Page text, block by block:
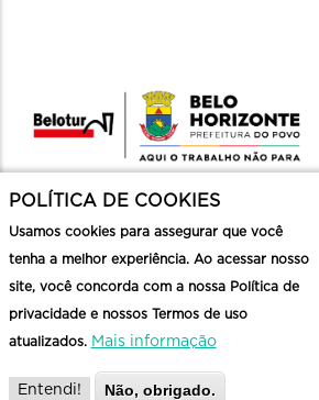
@ Copyright Belotur 2026. All
POLÍTICA DE COOKIES
Usamos cookies para assegurar que você
tenha a melhor experiência. Ao acessar nosso
site, você concorda com a nossa Política de
privacidade e nossos Termos de uso
atualizados. Mais informação
Entendi! Não, obrigado.